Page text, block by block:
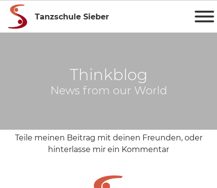
Tanzschule Sieber
Thinkblog
News from our World
Teile meinen Beitrag mit deinen Freunden, oder
hinterlasse mir ein Kommentar